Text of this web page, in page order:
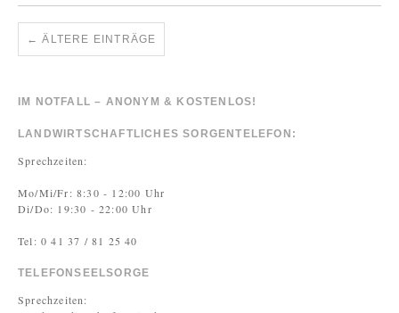
← ÄLTERE EINTRÄGE
IM NOTFALL – ANONYM & KOSTENLOS!
LANDWIRTSCHAFTLICHES SORGENTELEFON:
Sprechzeiten:
Mo/Mi/Fr: 8:30 - 12:00 Uhr
Di/Do: 19:30 - 22:00 Uhr
Tel: 0 41 37 / 81 25 40
TELEFONSEELSORGE
Sprechzeiten: